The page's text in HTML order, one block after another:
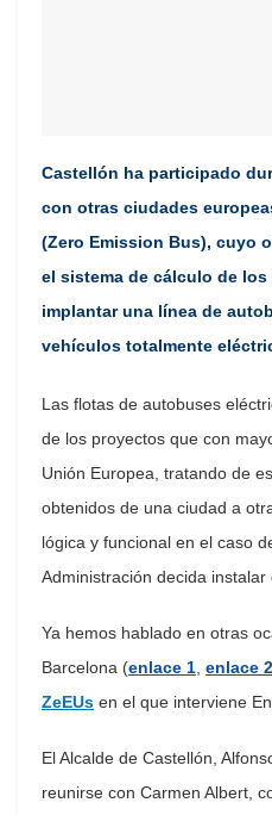
Castellón ha participado
con otras ciudades
(Zero Emission Bus), cuyo
el sistema de cálculo de
implantar una línea de
vehículos totalmente
Las flotas de autobuses
de los proyectos que con
Unión Europea, tratando de
obtenidos de una ciudad a
lógica y funcional en el caso
Administración decida instalar
Ya hemos hablado en otras
Barcelona (enlace 1 enlace 2
ZeEUs en el que interviene
El Alcalde de Castellón,
reunirse con Carmen Albert,